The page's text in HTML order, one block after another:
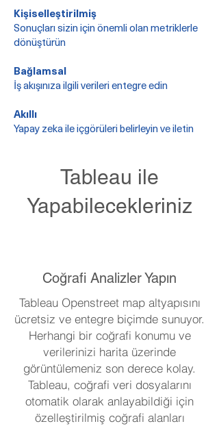
Kişiselleştirilmiş
Sonuçları sizin için önemli olan metriklerle
dönüştürün
Bağlamsal
İş akışınıza ilgili verileri entegre edin
Akıllı
Yapay zeka ile içgörüleri belirleyin ve iletin
Tableau ile
Yapabilecekleriniz
Coğrafi Analizler Yapın
Tableau Openstreet map altyapısını
ücretsiz ve entegre biçimde sunuyor.
Herhangi bir coğrafi konumu ve
verilerinizi harita üzerinde
görüntülemeniz son derece kolay.
Tableau, coğrafi veri dosyalarını
otomatik olarak anlayabildiği için
özelleştirilmiş coğrafi alanları